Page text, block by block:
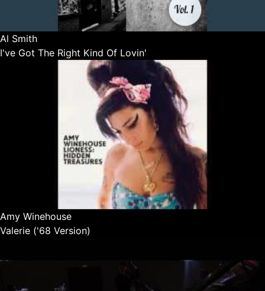
Al Smith
I've Got The Right Kind Of Lovin'
Amy Winehouse
Valerie ('68 Version)